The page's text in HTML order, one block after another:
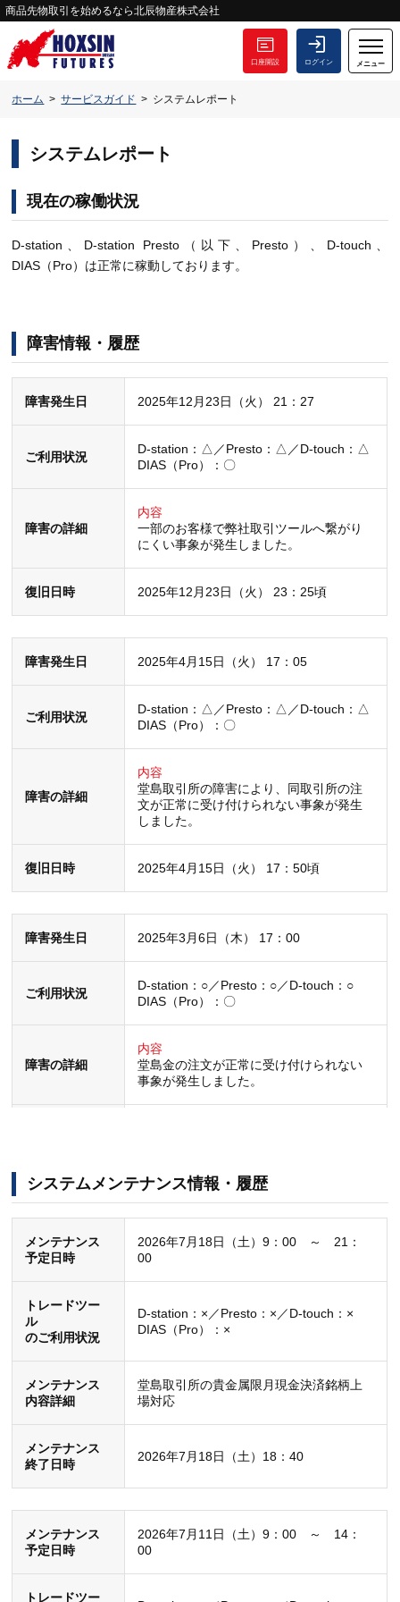
商品先物取引を始めるなら北辰物産株式会社
口座開設 ログイン メニュー
ホーム サービスガイド システムレポート
システムレポート
現在の稼働状況
D-station、D-station Presto（以下、Presto）、D-touch、
DIAS（Pro）は正常に稼動しております。
障害情報・履歴
障害発生日 2025年12月23日（火） 21：27
ご利用状況
D-station：△／Presto：△／D-touch：△
DIAS（Pro）：〇
障害の詳細
内容
一部のお客様で弊社取引ツールへ繋がり
にくい事象が発生しました。
復旧日時 2025年12月23日（火） 23：25頃
障害発生日 2025年4月15日（火） 17：05
ご利用状況
D-station：△／Presto：△／D-touch：△
DIAS（Pro）：〇
障害の詳細
内容
堂島取引所の障害により、同取引所の注
文が正常に受け付けられない事象が発生
しました。
復旧日時 2025年4月15日（火） 17：50頃
障害発生日 2025年3月6日（木） 17：00
ご利用状況
D-station：○／Presto：○／D-touch：○
DIAS（Pro）：〇
障害の詳細
内容
堂島金の注文が正常に受け付けられない
事象が発生しました。
ご利用状況
D-station：○／Presto：○／D-touch：○
DIAS（Pro）：○
障害の詳細
内容
各銘柄の気配値の配信に不具合が発生し
ました。
復旧日時 2024年10月24日（木） 08：25頃
障害発生日 2024年4月15日（月）08：35頃
ご利用状況
障害の詳細
システムメンテナンス情報・履歴
メンテナンス
予定日時
2026年7月18日（土）9：00 ～ 21：
00
トレードツー
ル
のご利用状況
D-station：×／Presto：×／D-touch：×
DIAS（Pro）：×
メンテナンス
内容詳細
堂島取引所の貴金属限月現金決済銘柄上
場対応
メンテナンス
終了日時
2026年7月18日（土）18：40
メンテナンス
予定日時
2026年7月11日（土）9：00 ～ 14：
00
トレードツー